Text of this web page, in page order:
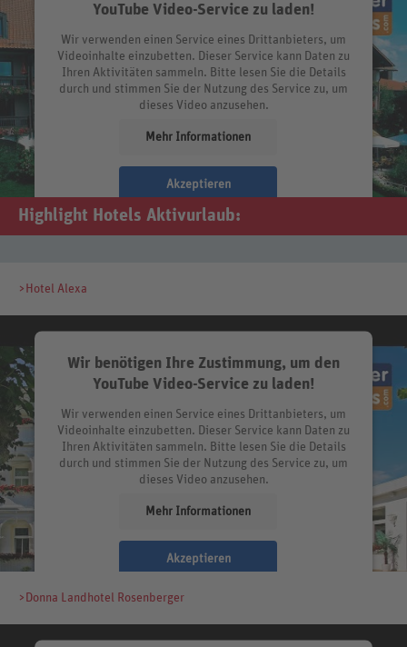
YouTube Video-Service zu laden!
Wir verwenden einen Service eines Drittanbieters, um
Videoinhalte einzubetten. Dieser Service kann Daten zu
Ihren Aktivitäten sammeln. Bitte lesen Sie die Details
durch und stimmen Sie der Nutzung des Service zu, um
dieses Video anzusehen.
Mehr Informationen
Akzeptieren
Highlight Hotels Aktivurlaub:
>Hotel Alexa
Wir benötigen Ihre Zustimmung, um den
YouTube Video-Service zu laden!
Wir verwenden einen Service eines Drittanbieters, um
Videoinhalte einzubetten. Dieser Service kann Daten zu
Ihren Aktivitäten sammeln. Bitte lesen Sie die Details
durch und stimmen Sie der Nutzung des Service zu, um
dieses Video anzusehen.
Mehr Informationen
Akzeptieren
>Donna Landhotel Rosenberger